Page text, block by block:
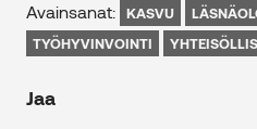
Avainsanat: KASVU
TYÖHYVINVOINTI
Jaa